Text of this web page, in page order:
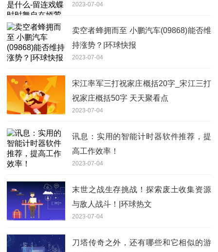
恰恰啼的意思
2023-07-04
卖空者蜂拥而至 小鹏汽车(09868)能否维
持涨势？|环球快报
2023-07-04
宋江率军三打祝家庄概括20字_宋江三打
祝家庄概括50字 天天聚看点
2023-07-04
讯息：实用的智能计时器软件推荐，提
高工作效率！
2023-07-04
末世之战生存挑战！探索废土收集资源
与敌人战斗！|环球热文
2023-07-04
刀塔传奇之外，还有哪些和它相似的游